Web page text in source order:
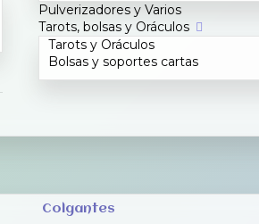
Pulverizadores y Varios
Tarots, bolsas y Oráculos
Tarots y Oráculos
Bolsas y soportes cartas
Colgantes